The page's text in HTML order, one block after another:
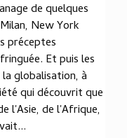
de quelques
New York
préceptes
Et puis les
globalisation, à
qui découvrit que
l'Asie, de l'Afrique,